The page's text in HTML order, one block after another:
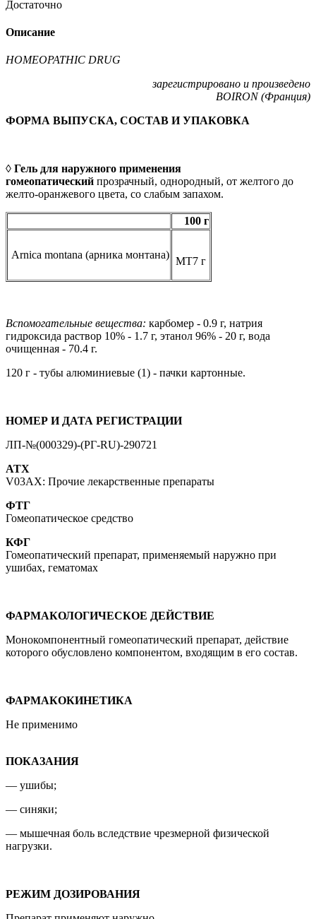
Достаточно
Описание
HOMEOPATHIC DRUG
зарегистрировано и произведено
BOIRON (Франция)
ФОРМА ВЫПУСКА, СОСТАВ И УПАКОВКА
◊ Гель для наружного применения
гомеопатический прозрачный, однородный, от желтого до
желто-оранжевого цвета, со слабым запахом.
100 г
Arnica montana (арника монтана)
МТ7 г
Вспомогательные вещества: карбомер - 0.9 г, натрия
гидроксида раствор 10% - 1.7 г, этанол 96% - 20 г, вода
очищенная - 70.4 г.
120 г - тубы алюминиевые (1) - пачки картонные.
НОМЕР И ДАТА РЕГИСТРАЦИИ
ЛП-№(000329)-(РГ-RU)-290721
ATX
V03AX: Прочие лекарственные препараты
ФТГ
Гомеопатическое средство
КФГ
Гомеопатический препарат, применяемый наружно при
ушибах, гематомах
ФАРМАКОЛОГИЧЕСКОЕ ДЕЙСТВИЕ
Монокомпонентный гомеопатический препарат, действие
которого обусловлено компонентом, входящим в его состав.
ФАРМАКОКИНЕТИКА
Не применимо
ПОКАЗАНИЯ
— ушибы;
— синяки;
— мышечная боль вследствие чрезмерной физической
нагрузки.
РЕЖИМ ДОЗИРОВАНИЯ